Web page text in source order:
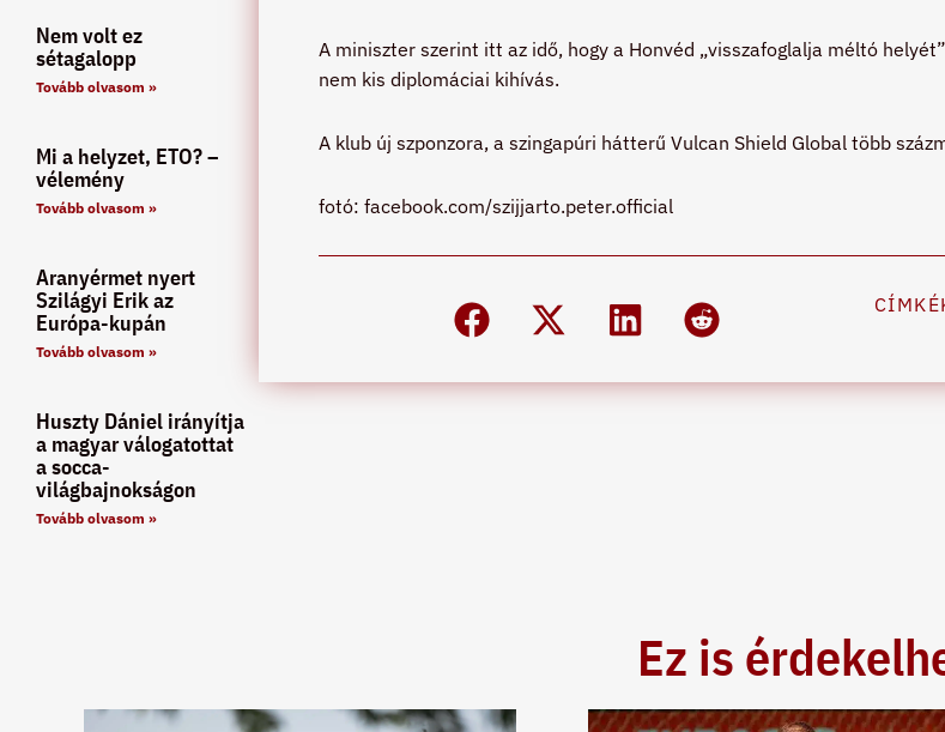
Nem volt ez
sétagalopp
Tovább olvasom »
Mi a helyzet, ETO? –
vélemény
Tovább olvasom »
Aranyérmet nyert
Szilágyi Erik az
Európa-kupán
Tovább olvasom »
Huszty Dániel irányítja
a magyar válogatottat
a socca-
világbajnokságon
Tovább olvasom »
A miniszter szerint itt az idő, hogy a Honvéd „visszafoglalja méltó
nem kis diplomáciai kihívás.
A klub új szponzora, a szingapúri hátterű Vulcan Shield Global több
fotó: facebook.com/szijjarto.peter.official
Ez is